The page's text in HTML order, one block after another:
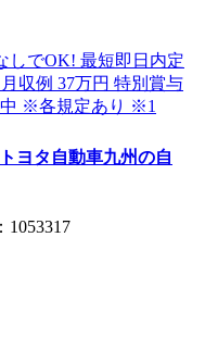
ヨタ自動車九州の自